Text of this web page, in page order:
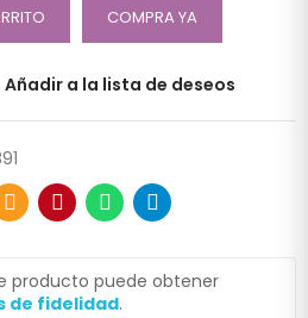
COMPRA YA
Añadir a la lista de deseos
producto puede obtener
de fidelidad.